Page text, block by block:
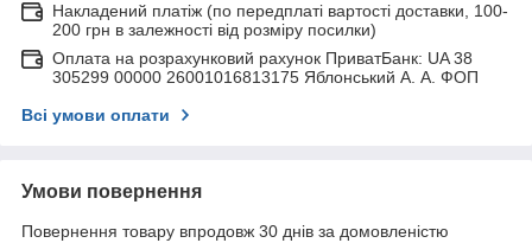
Накладений платіж (по передплаті вартості доставки, 100-
200 грн в залежності від розміру посилки)
Оплата на розрахунковий рахунок ПриватБанк: UA 38
305299 00000 26001016813175 Яблонський А. А. ФОП
Всі умови оплати
Умови повернення
Повернення товару впродовж 30 днів за домовленістю